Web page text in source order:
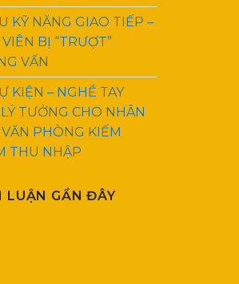
KỸ NĂNG GIAO TIẾP –
BỊ “TRƯỢT”
VẤN
KIỆN – NGHỀ TAY
TƯỞNG CHO NHÂN
PHÒNG KIẾM
THU NHẬP
LUẬN GẦN ĐÂY